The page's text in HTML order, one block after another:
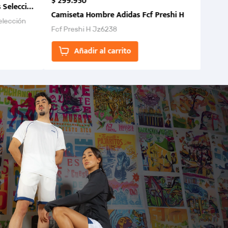
Colombia FCF 2026.
Camiseta Hombre Adidas Fcf Preshi H
Fcf Preshi H Jz6238
Añadir al carrito